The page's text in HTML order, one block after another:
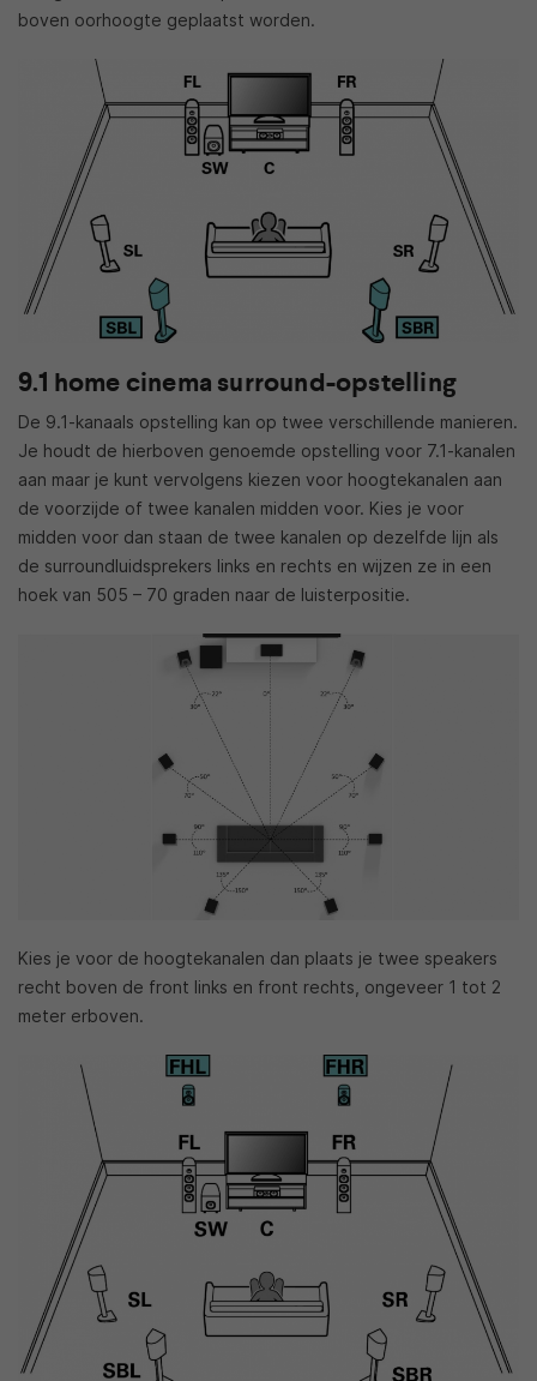
boven oorhoogte geplaatst worden.
9.1 home cinema surround-opstelling
De 9.1-kanaals opstelling kan op twee verschillende manieren.
Je houdt de hierboven genoemde opstelling voor 7.1-kanalen
aan maar je kunt vervolgens kiezen voor hoogtekanalen aan
de voorzijde of twee kanalen midden voor. Kies je voor
midden voor dan staan de twee kanalen op dezelfde lijn als
de surroundluidsprekers links en rechts en wijzen ze in een
hoek van 505 – 70 graden naar de luisterpositie.
Kies je voor de hoogtekanalen dan plaats je twee speakers
recht boven de front links en front rechts, ongeveer 1 tot 2
meter erboven.